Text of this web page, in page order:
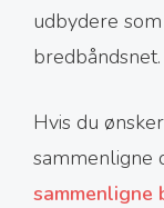
udbydere
bredbåndsnet.
Hvis du
sammenligne